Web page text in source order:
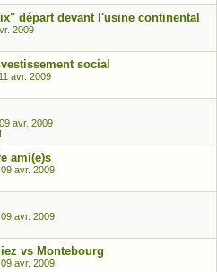
départ devant l'usine continental
2009
social
11 avr. 2009
09 avr. 2009
ami(e)s
09 avr. 2009
09 avr. 2009
vs Montebourg
09 avr. 2009